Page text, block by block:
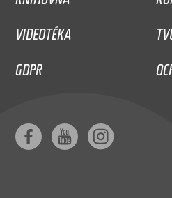
VIDEOTÉKA
GDPR